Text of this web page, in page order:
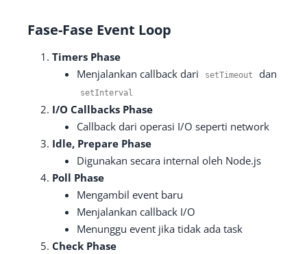
Fase-Fase Event Loop
Timers Phase
Menjalankan callback dari
setTimeout dan
setInterval
I/O Callbacks Phase
Callback dari operasi I/O seperti network
Idle, Prepare Phase
Digunakan secara internal oleh Node.js
Poll Phase
Mengambil event baru
Menjalankan callback I/O
Menunggu event jika tidak ada task
Check Phase